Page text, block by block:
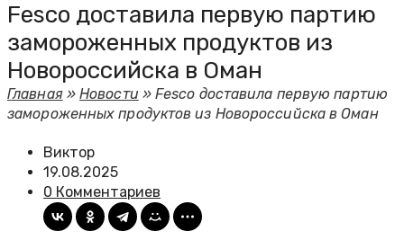
Fesco доставила первую партию
замороженных продуктов из
Новороссийска в Оман
Главная»Новости »Fesco доставила первую партию
замороженных продуктов из Новороссийска в Оман
Виктор
19.08.2025
0 Комментариев